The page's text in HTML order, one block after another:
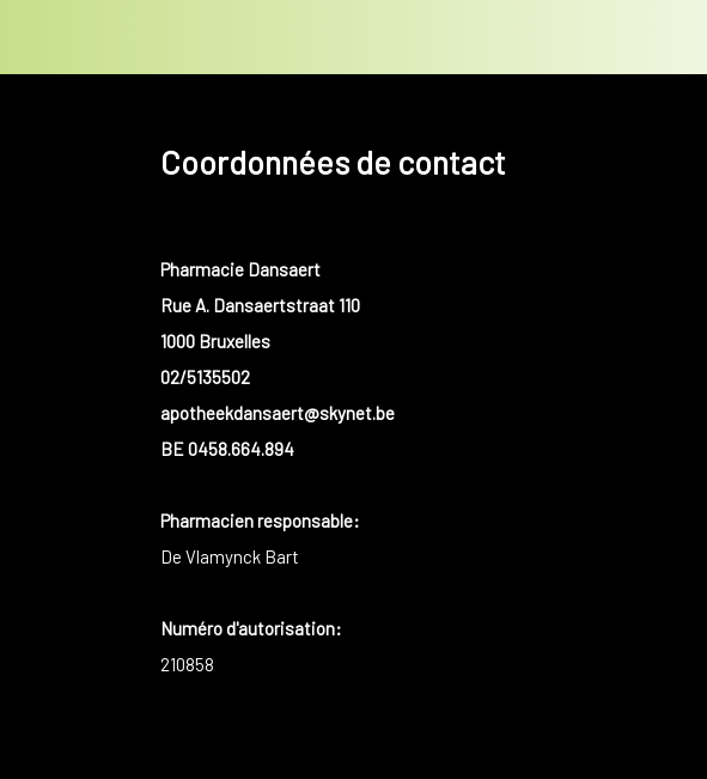
Coordonnées de contact
Pharmacie Dansaert
Rue A. Dansaertstraat 110
1000 Bruxelles
02/5135502
apotheekdansaert@skynet.be
BE 0458.664.894
Pharmacien responsable:
De Vlamynck Bart
Numéro d'autorisation:
210858